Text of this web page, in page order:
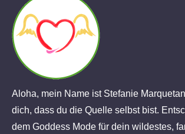
Aloha, mein Name ist Stefanie
dich, dass du die Quelle selbst bist.
dem Goddess Mode für dein wildestes,